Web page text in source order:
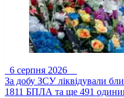
6 серпня 2026
За добу ЗСУ ліквідували
1811 БПЛА та ще 491